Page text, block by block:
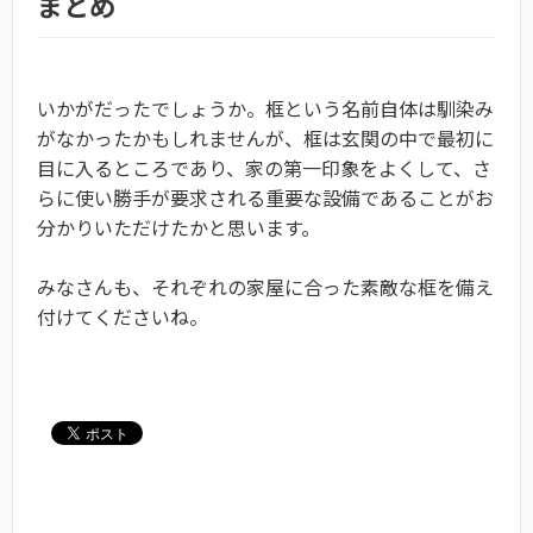
いかがだったでしょうか。框という名前自体は馴染み
がなかったかもしれませんが、框は玄関の中で最初に
目に入るところであり、家の第一印象をよくして、さ
らに使い勝手が要求される重要な設備であることがお
分かりいただけたかと思います。
みなさんも、それぞれの家屋に合った素敵な框を備え
付けてくださいね。